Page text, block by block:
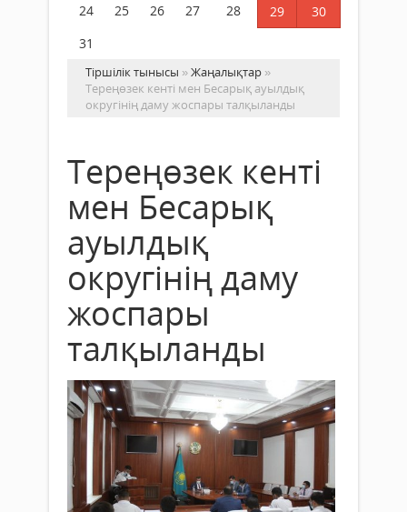
24
25 26 27 28 29
30
31
Тіршілік тынысы »Жаңалықтар »
Тереңөзек кенті мен Бесарық ауылдық
округінің даму жоспары талқыланды
Тереңөзек кенті
мен Бесарық
ауылдық
округінің даму
жоспары
талқыланды